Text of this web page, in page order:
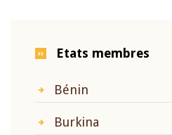
Etats membres
Bénin
Burkina